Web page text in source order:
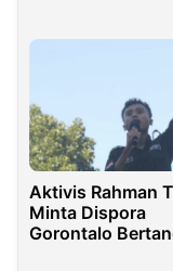
Aktivis Rahman
Minta Dispora
Gorontalo